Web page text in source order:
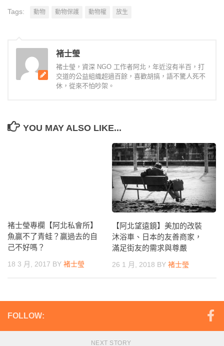
Tags: 動物 動物保護 動物權 放生
褚士瑩
褚士瑩，資深 NGO 工作者阿北，年近沒有半百，打
交道的公益組織超過百餘，喜歡胡搞，語不驚人死不
休，從來不怕吵架。
YOU MAY ALSO LIKE...
褚士瑩專欄【阿北私會所】
魚贏不了青蛙？贏過去的自
己不好嗎？
18 3 月, 2017 BY 褚士瑩
【阿北望遠鏡】美加的改裝
沐浴車、日本的友善商家，
滿足街友的需求與尊嚴
26 1 月, 2018 BY 褚士瑩
FOLLOW:
NEXT STORY